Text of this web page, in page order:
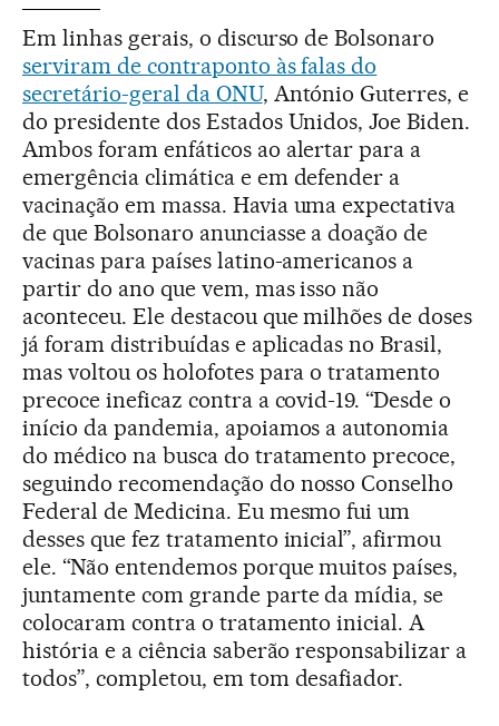
Em linhas gerais, o discurso de Bolsonaro
serviram de contraponto às falas do
secretário-geral da ONU, António Guterres, e
do presidente dos Estados Unidos, Joe Biden.
Ambos foram enfáticos ao alertar para a
emergência climática e em defender a
vacinação em massa. Havia uma expectativa
de que Bolsonaro anunciasse a doação de
vacinas para países latino-americanos a
partir do ano que vem, mas isso não
aconteceu. Ele destacou que milhões de doses
já foram distribuídas e aplicadas no Brasil,
mas voltou os holofotes para o tratamento
precoce ineficaz contra a covid-19. “Desde o
início da pandemia, apoiamos a autonomia
do médico na busca do tratamento precoce,
seguindo recomendação do nosso Conselho
Federal de Medicina. Eu mesmo fui um
desses que fez tratamento inicial”, afirmou
ele. “Não entendemos porque muitos países,
juntamente com grande parte da mídia, se
colocaram contra o tratamento inicial. A
história e a ciência saberão responsabilizar a
todos”, completou, em tom desafiador.